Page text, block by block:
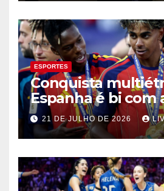
ESPORTES
Conquista
Espanha é bi com
filhos de
21 DE JULHO DE 2026